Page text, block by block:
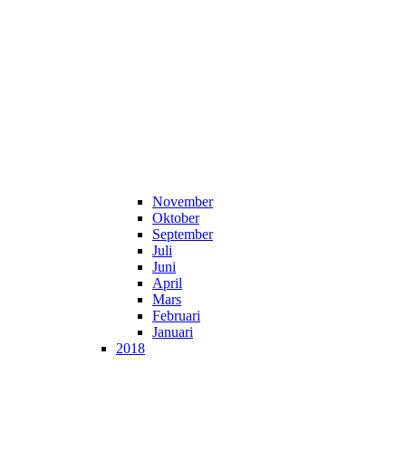
November
Oktober
September
Juli
Juni
April
Mars
Februari
Januari
2018